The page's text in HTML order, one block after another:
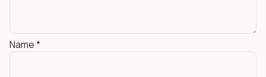
Name*